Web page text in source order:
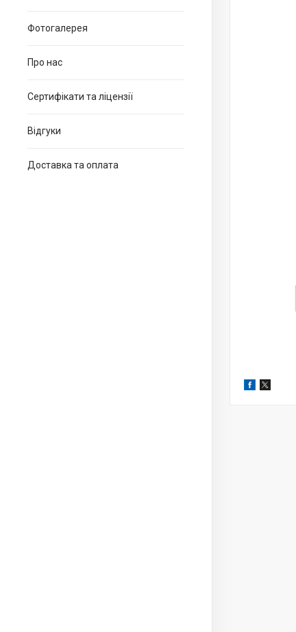
Фотогалерея
Про нас
Сертифікати та ліцензії
Відгуки
Доставка та оплата